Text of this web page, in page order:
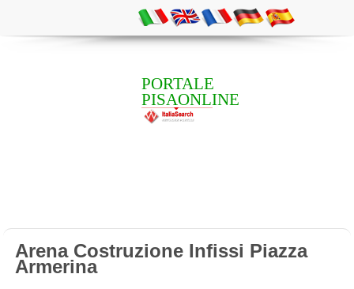
PORTALE
PISAONLINE
Arena Costruzione Infissi Piazza
Armerina